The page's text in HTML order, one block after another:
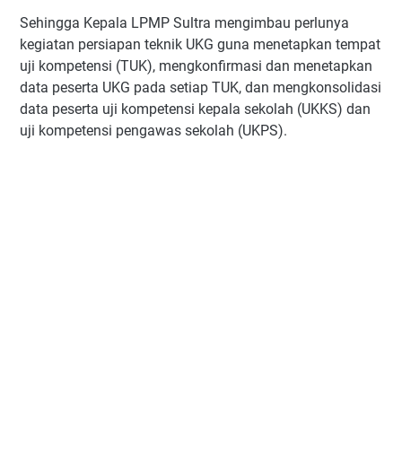
Sehingga Kepala LPMP Sultra mengimbau perlunya
kegiatan persiapan teknik UKG guna menetapkan tempat
uji kompetensi (TUK), mengkonfirmasi dan menetapkan
data peserta UKG pada setiap TUK, dan mengkonsolidasi
data peserta uji kompetensi kepala sekolah (UKKS) dan
uji kompetensi pengawas sekolah (UKPS).